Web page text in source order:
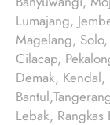
Lumajang,
Magelang,
Cilacap,
Demak,
Lebak,